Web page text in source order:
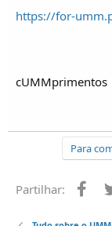
https://for-
cUMMprimentos
Para
Partilhar: